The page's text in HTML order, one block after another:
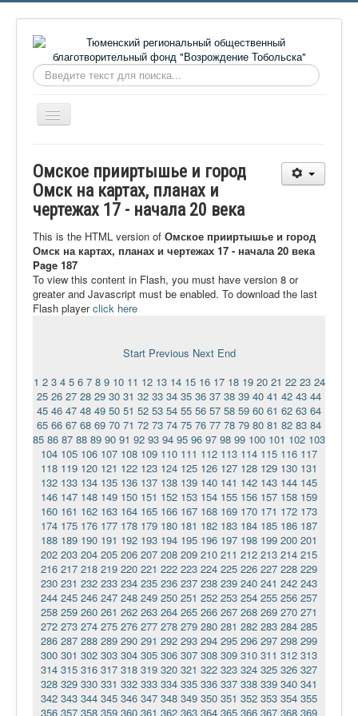
Искать...
Включить/
выключить
О фонде
Онлайн библиотека
Видеоматериалы
Контакты
Сайт проекта Достоевский
Ермаковополе.рф
Омское прииртышье и город
Омск на картах, планах и
чертежах 17 - начала 20 века
This is the HTML version of Омское прииртышье и город
Омск на картах, планах и чертежах 17 - начала 20 века
Page 187
To view this content in Flash, you must have version 8 or
greater and Javascript must be enabled. To download the last
Flash playerclick here
Start Previous Next End
1 2 3 4 5 6 7 8 9 10 11 12 13 14 15 16 17 18 19 20 21 22 23 24
25 26 27 28 29 30 31 32 33 34 35 36 37 38 39 40 41 42 43 44
45 46 47 48 49 50 51 52 53 54 55 56 57 58 59 60 61 62 63 64
65 66 67 68 69 70 71 72 73 74 75 76 77 78 79 80 81 82 83 84
85 86 87 88 89 90 91 92 93 94 95 96 97 98 99 100 101 102 103
104 105 106 107 108 109 110 111 112 113 114 115 116 117
118 119 120 121 122 123 124 125 126 127 128 129 130 131
132 133 134 135 136 137 138 139 140 141 142 143 144 145
146 147 148 149 150 151 152 153 154 155 156 157 158 159
160 161 162 163 164 165 166 167 168 169 170 171 172 173
174 175 176 177 178 179 180 181 182 183 184 185 186 187
188 189 190 191 192 193 194 195 196 197 198 199 200 201
202 203 204 205 206 207 208 209 210 211 212 213 214 215
216 217 218 219 220 221 222 223 224 225 226 227 228 229
230 231 232 233 234 235 236 237 238 239 240 241 242 243
244 245 246 247 248 249 250 251 252 253 254 255 256 257
258 259 260 261 262 263 264 265 266 267 268 269 270 271
272 273 274 275 276 277 278 279 280 281 282 283 284 285
286 287 288 289 290 291 292 293 294 295 296 297 298 299
300 301 302 303 304 305 306 307 308 309 310 311 312 313
314 315 316 317 318 319 320 321 322 323 324 325 326 327
328 329 330 331 332 333 334 335 336 337 338 339 340 341
342 343 344 345 346 347 348 349 350 351 352 353 354 355
356 357 358 359 360 361 362 363 364 365 366 367 368 369